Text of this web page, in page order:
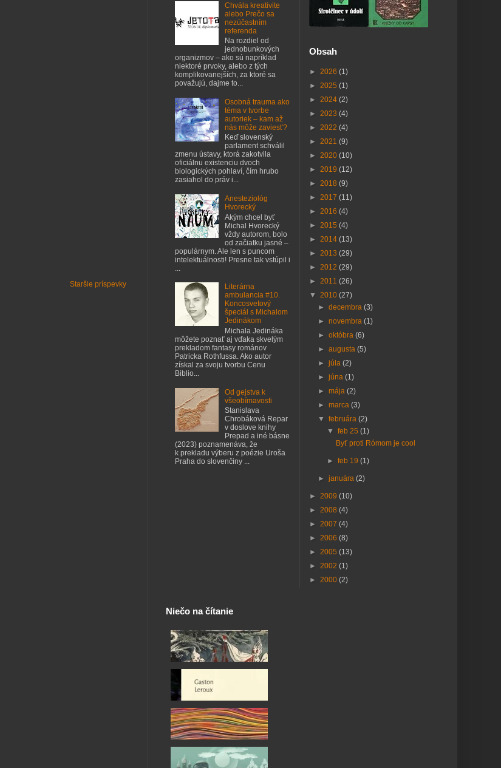
Staršie príspevky
Chvála kreativite
alebo Prečo sa
nezúčastním
referenda
Na rozdiel od
jednobunkových
organizmov – ako sú napríklad
niektoré prvoky, alebo z tých
komplikovanejších, za ktoré sa
považujú, dajme to...
Osobná trauma ako
téma v tvorbe
autoriek – kam až
nás môže zaviesť?
Keď slovenský
parlament schválil
zmenu ústavy, ktorá zakotvila
oficiálnu existenciu dvoch
biologických pohlaví, čím hrubo
zasiahol do práv i...
Anesteziológ
Hvorecký
Akým chcel byť
Michal Hvorecký
vždy autorom, bolo
od začiatku jasné –
populárnym. Ale len s puncom
intelektuálnosti! Presne tak vstúpil i
Literárna
ambulancia #10.
Koncosvetový
špeciál s Michalom
Jedinákom
Michala Jedináka
môžete poznať aj vďaka skvelým
prekladom fantasy románov
Patricka Rothfussa. Ako autor
získal za svoju tvorbu Cenu
Biblio...
Od gejstva k
všeobímavosti
Stanislava
Chrobáková Repar
v doslove knihy
Prepad a iné básne
(2023) poznamenáva, že
k prekladu výberu z poézie Uroša
Praha do slovenčiny ...
Obsah
► 2026 (1)
► 2025 (1)
► 2024 (2)
► 2023 (4)
► 2022 (4)
► 2021 (9)
► 2020 (10)
► 2019 (12)
► 2018 (9)
► 2017 (11)
► 2016 (4)
► 2015 (4)
► 2014 (13)
► 2013 (29)
► 2012 (29)
► 2011 (26)
▼ 2010 (27)
►decembra(3)
►novembra(1)
►októbra(6)
►augusta(5)
►júla(2)
►júna(1)
►mája(2)
►marca(3)
▼februára(2)
▼ feb 25 (1)
Byť proti Rómom je cool
► feb 19 (1)
►januára(2)
► 2009 (10)
► 2008 (4)
► 2007 (4)
► 2006 (8)
► 2005 (13)
► 2002 (1)
► 2000 (2)
Niečo na čítanie